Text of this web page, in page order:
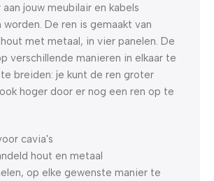
jouw meubilair en kabels
worden. De ren is gemaakt van
met metaal, in vier panelen. De
verschillende manieren in elkaar te
breiden: je kunt de ren groter
hoger door er nog een ren op te
cavia's
hout en metaal
op elke gewenste manier te